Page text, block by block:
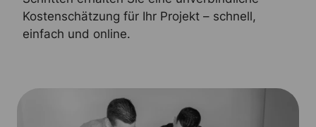
Kostenschätzung für Ihr Projekt – schnell,
einfach und online.